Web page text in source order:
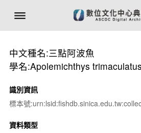
中文種名:三點阿波魚
學名:Apolemichthys trimaculatus
識別資訊
標本號
資料類型